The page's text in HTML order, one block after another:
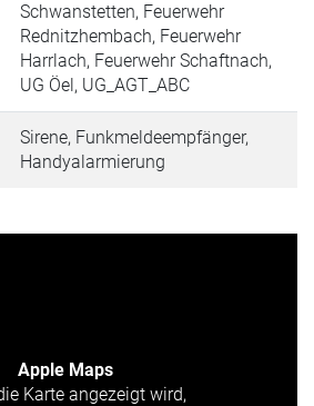
Schwanstetten, Feuerwehr
Rednitzhembach, Feuerwehr
Harrlach, Feuerwehr Schaftnach,
UG Öel, UG_AGT_ABC
Sirene, Funkmeldeempfänger,
Handyalarmierung
Apple Maps
Karte angezeigt wird,